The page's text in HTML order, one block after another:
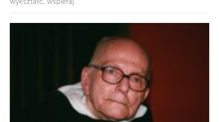
wykształć, wspieraj.